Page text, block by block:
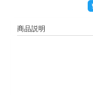
商品説明